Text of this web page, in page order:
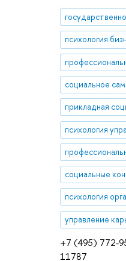
+7 (495) 772-
11787
психология
психология
социальные
психология
управление